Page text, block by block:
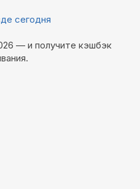
сегодня
— и получите кэшбэк